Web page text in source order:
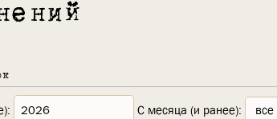
С месяца (и ранее):